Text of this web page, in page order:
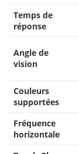
Temps de
réponse
Angle de
vision
Couleurs
supportées
Fréquence
horizontale